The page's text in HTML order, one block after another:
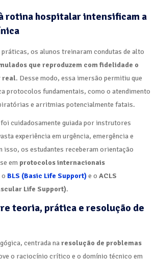
rotina hospitalar intensificam a
os alunos treinaram condutas de alto
que reproduzem com fidelidade o
real. Desse modo, essa imersão permitiu que
protocolos fundamentais, como o atendimento
e arritmias potencialmente fatais.
cuidadosamente guiada por instrutores
experiência em urgência, emergência e
isso, os estudantes receberam orientação
em protocolos internacionais
o BLS (Basic Life Support)e o ACLS
Life Support).
teoria, prática e resolução de
centrada naresolução de problemas
o raciocínio crítico e o domínio técnico em